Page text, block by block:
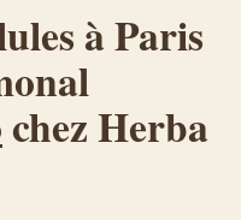
à Paris
chez Herba